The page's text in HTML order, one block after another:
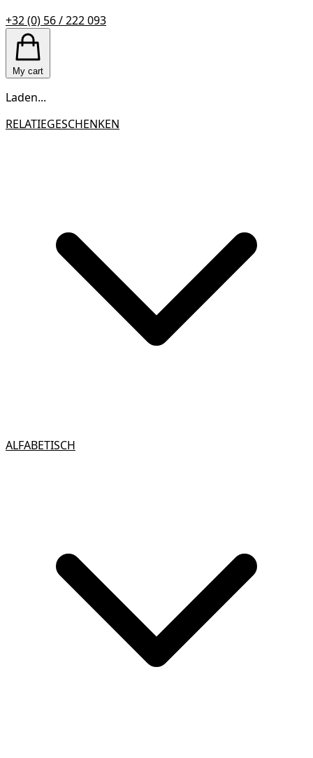
+32 (0) 56 / 222 093
My cart
Laden...
RELATIEGESCHENKEN
ALFABETISCH